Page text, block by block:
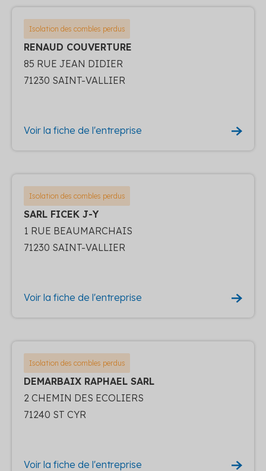
Isolation des combles perdus
RENAUD COUVERTURE
85 RUE JEAN DIDIER
71230 SAINT-VALLIER
Voir la fiche de l'entreprise
Isolation des combles perdus
SARL FICEK J-Y
1 RUE BEAUMARCHAIS
71230 SAINT-VALLIER
Voir la fiche de l'entreprise
Isolation des combles perdus
DEMARBAIX RAPHAEL SARL
2 CHEMIN DES ECOLIERS
71240 ST CYR
Voir la fiche de l'entreprise